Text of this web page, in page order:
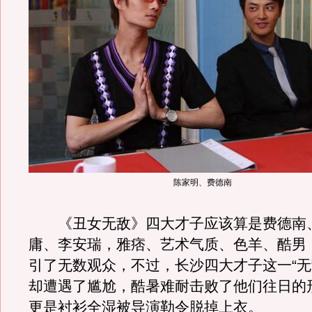
陈家明、费德南
《丑女无敌》四大才子应该算是费德南
庸、李安瑞，雅痞、艺术气质、色羊、酷男
引了无数观众，不过，长沙四大才子这一“
却遭遇了尴尬，酷暑难耐击败了他们往日的
更是衬衫全湿被导演勒令脱掉上衣。